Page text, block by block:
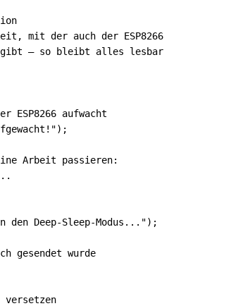
mit der auch der ESP8266
– so bleibt alles lesbar
ESP8266 aufwacht
Arbeit passieren:
den Deep-Sleep-Modus...");
gesendet wurde
versetzen